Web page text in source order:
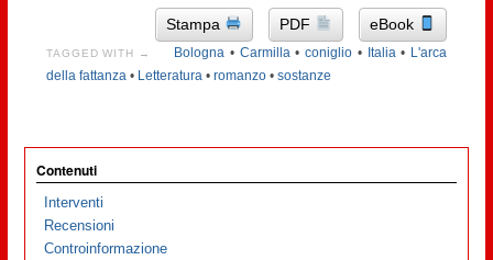
Stampa PDF eBook
TAGGED WITH → Bologna • Carmilla •coniglio • Italia • L'arca
della fattanza • Letteratura • romanzo• sostanze
Contenuti
Interventi
Recensioni
Controinformazione